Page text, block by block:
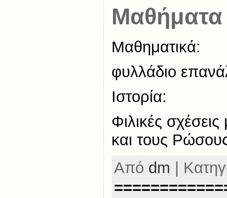
Μαθήματα
Μαθηματικά:
φυλλάδιο
Ιστορία:
Φιλικές
και τους
Από dm |